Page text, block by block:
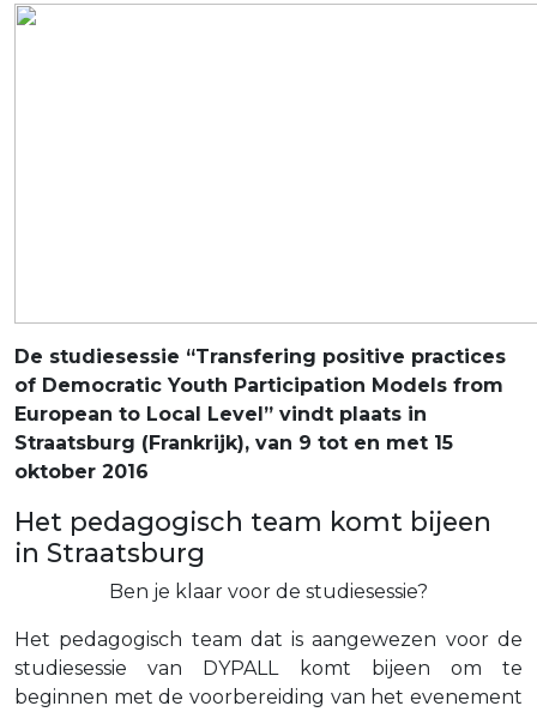
De studiesessie “Transfering positive practices
of Democratic Youth Participation Models from
European to Local Level” vindt plaats in
Straatsburg (Frankrijk), van 9 tot en met 15
oktober 2016
Het pedagogisch team komt bijeen
in Straatsburg
Ben je klaar voor de studiesessie?
Het pedagogisch team dat is aangewezen voor de
studiesessie van DYPALL komt bijeen om te
beginnen met de voorbereiding van het evenement